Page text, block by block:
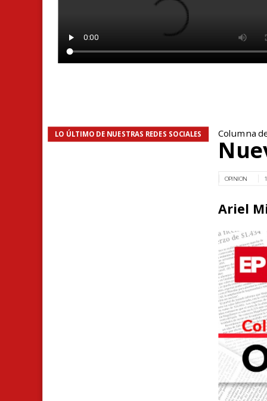
LO ÚLTIMO DE NUESTRAS REDES SOCIALES Columna
OPINION
Ariel